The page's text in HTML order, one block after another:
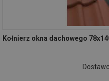
Kołnierz okna dachowego